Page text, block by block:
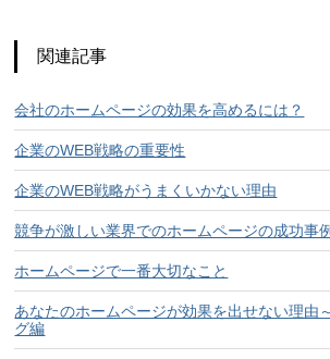
関連記事
会社のホームページの効果を高めるには？
企業のWEB戦略の重要性
企業のWEB戦略がうまくいかない理由
競争が激しい業界でのホームページの成功事
ホームページで一番大切なこと
あなたのホームページが効果を出せない理由
グ編